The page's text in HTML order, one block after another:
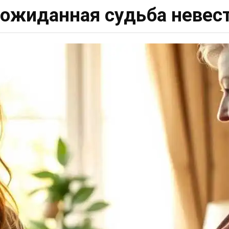
судьба